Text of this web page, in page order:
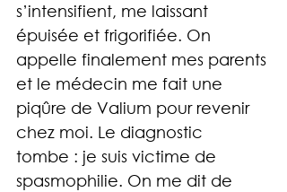
s’intensifient, me laissant
épuisée et frigorifiée. On
appelle finalement mes parents
et le médecin me fait une
piqûre de Valium pour revenir
chez moi. Le diagnostic
tombe : je suis victime de
spasmophilie. On me dit de